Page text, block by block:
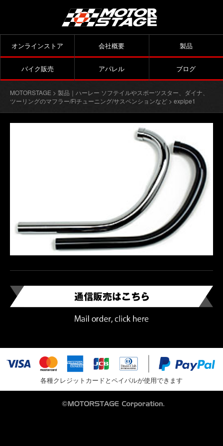
オンラインストア 会社概要 製品
バイク販売 アパレル ブログ
MOTORSTAGE > 製品｜ハーレー ソフテイルやスポーツスター、ダイナ、
ツーリングのマフラー/Fiチューニング/サスペンションなど > expipe1
各種クレジットカードとペイパルが使用できます